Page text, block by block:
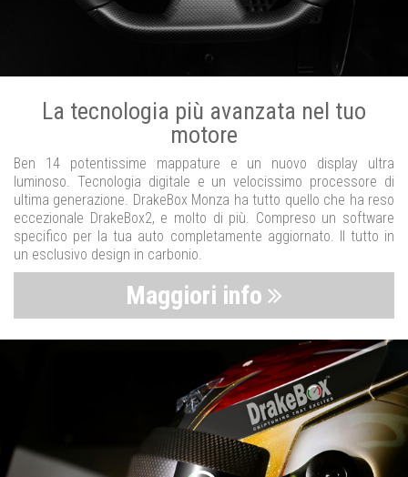
La tecnologia più avanzata nel tuo
motore
Ben 14 potentissime mappature e un nuovo display ultra
luminoso. Tecnologia digitale e un velocissimo processore di
ultima generazione. DrakeBox Monza ha tutto quello che ha reso
eccezionale DrakeBox2, e molto di più. Compreso un software
specifico per la tua auto completamente aggiornato. Il tutto in
un esclusivo design in carbonio.
Maggiori info